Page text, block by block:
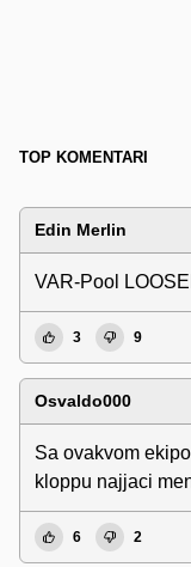
TOP KOMENTARI
Edin Merlin
VAR-Pool
3 9
Osvaldo000
Sa ovakvom
kloppu najjaci
6 2